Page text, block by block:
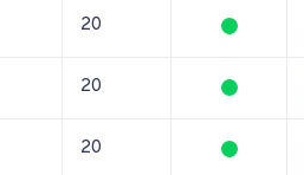
20
20
20